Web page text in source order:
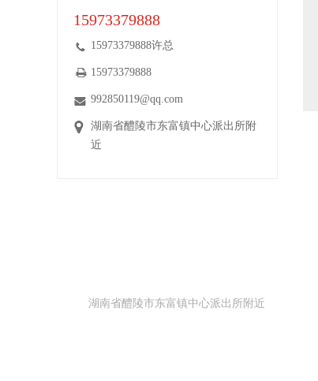
15973379888
15973379888许总
15973379888
992850119@qq.com
湖南省醴陵市东富镇中心派出所附
近
湖南省醴陵市东富镇中心派出所附近